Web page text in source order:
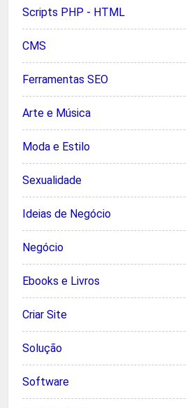
Scripts PHP - HTML
CMS
Ferramentas SEO
Arte e Música
Moda e Estilo
Sexualidade
Ideias de Negócio
Negócio
Ebooks e Livros
Criar Site
Solução
Software